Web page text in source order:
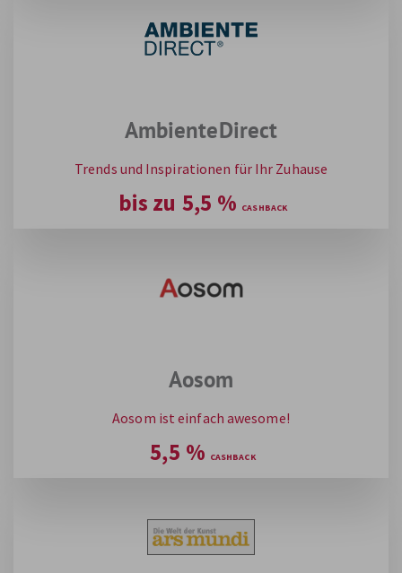
AmbienteDirect
Trends und Inspirationen für Ihr Zuhause
bis zu 5,5 %
Aosom
Aosom ist einfach awesome!
5,5 %